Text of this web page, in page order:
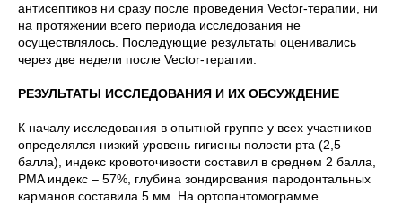
антисептиков ни сразу после проведения Vector-терапии, ни
на протяжении всего периода исследования не
осуществлялось. Последующие результаты оценивались
через две недели после Vector-терапии.
РЕЗУЛЬТАТЫ ИССЛЕДОВАНИЯ И ИХ ОБСУЖДЕНИЕ
К началу исследования в опытной группе у всех участников
определялся низкий уровень гигиены полости рта (2,5
балла), индекс кровоточивости составил в среднем 2 балла,
PMA индекс – 57%, глубина зондирования пародонтальных
карманов составила 5 мм. На ортопантомограмме